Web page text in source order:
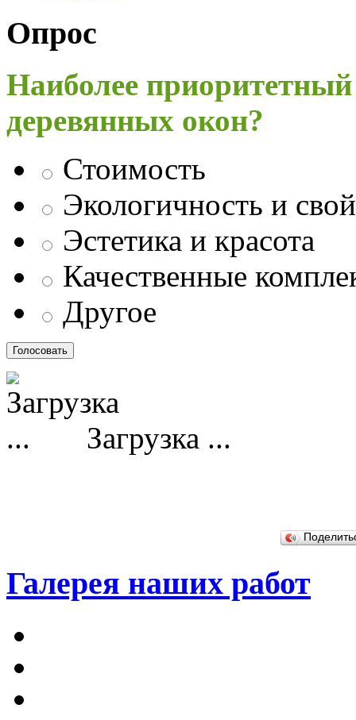
Опрос
Наиболее
деревянных окон?
Стоимость
Экологичность и
Эстетика и красота
Качественные
Другое
Загрузка ...
Галерея наших работ